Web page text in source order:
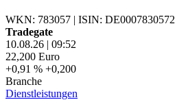
WKN: 783057 | ISIN: DE0007830572
Tradegate
10.08.26 | 09:52
22,200 Euro
+0,91 % +0,200
Branche
Dienstleistungen